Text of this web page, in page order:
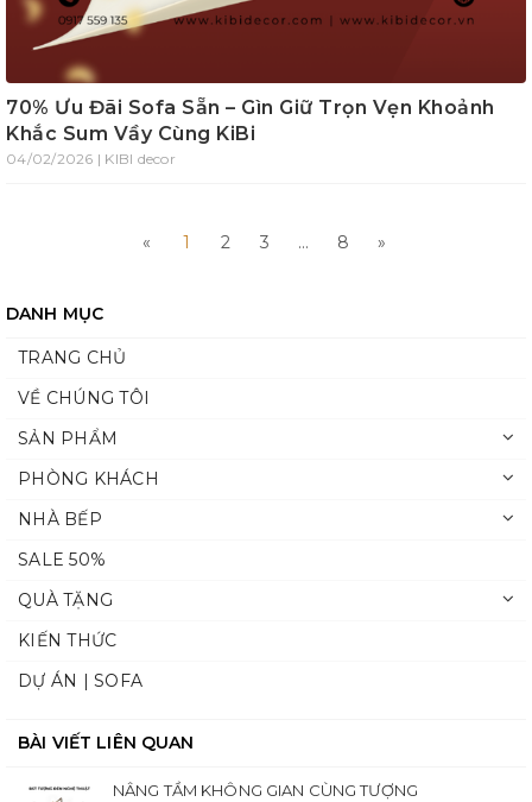
70% Ưu Đãi Sofa Sẵn – Gìn Giữ Trọn Vẹn Khoảnh
Khắc Sum Vầy Cùng KiBi
04/02/2026 | KIBI decor
« 1 2 3 ... 8 »
DANH MỤC
TRANG CHỦ
VỀ CHÚNG TÔI
SẢN PHẨM
PHÒNG KHÁCH
NHÀ BẾP
SALE 50%
QUÀ TẶNG
KIẾN THỨC
DỰ ÁN | SOFA
BÀI VIẾT LIÊN QUAN
NÂNG TẦM KHÔNG GIAN CÙNG TƯỢNG